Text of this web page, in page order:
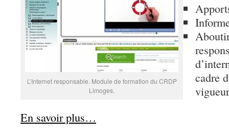
L’Internet responsable. Module de formation du CRDP
Limoges.
cadre
En savoir plus…